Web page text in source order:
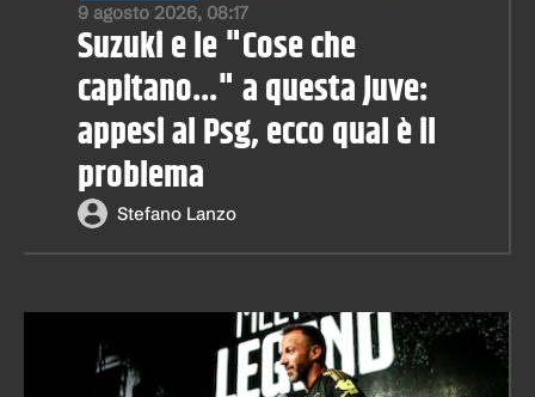
9 agosto 2026, 08:17
Suzuki e le "Cose che
capitano..." a questa Juve:
appesi al Psg, ecco qual è il
problema
Stefano Lanzo